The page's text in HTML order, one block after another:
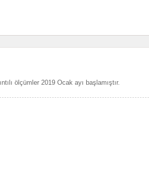
ölçümler 2019 Ocak ayı başlamıştır.